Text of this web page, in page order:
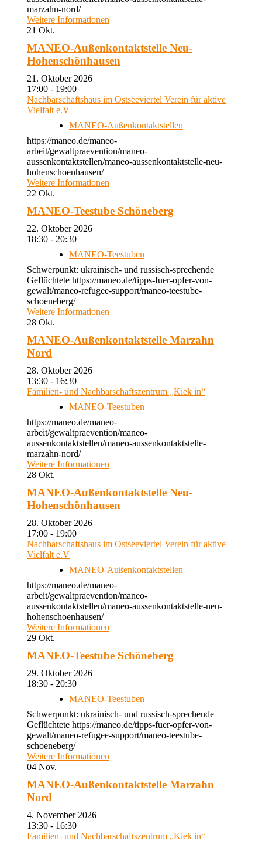
marzahn-nord/
Weitere Informationen
21 Okt.
MANEO-Außenkontaktstelle Neu-
Hohenschönhausen
21. Oktober 2026
17:00 - 19:00
Nachbarschaftshaus im Ostseeviertel Verein für aktive
Vielfalt e.V
MANEO-Außenkontaktstellen
https://maneo.de/maneo-
arbeit/gewaltpraevention/maneo-
aussenkontaktstellen/maneo-aussenkontaktstelle-neu-
hohenschoenhausen/
Weitere Informationen
22 Okt.
MANEO-Teestube Schöneberg
22. Oktober 2026
18:30 - 20:30
MANEO-Teestuben
Schwerpunkt: ukrainisch- und russisch-sprechende
Geflüchtete https://maneo.de/tipps-fuer-opfer-von-
gewalt/maneo-refugee-support/maneo-teestube-
schoeneberg/
Weitere Informationen
28 Okt.
MANEO-Außenkontaktstelle Marzahn
Nord
28. Oktober 2026
13:30 - 16:30
Familien- und Nachbarschaftszentrum „Kiek in“
MANEO-Teestuben
https://maneo.de/maneo-
arbeit/gewaltpraevention/maneo-
aussenkontaktstellen/maneo-aussenkontaktstelle-
marzahn-nord/
Weitere Informationen
28 Okt.
MANEO-Außenkontaktstelle Neu-
Hohenschönhausen
28. Oktober 2026
17:00 - 19:00
Nachbarschaftshaus im Ostseeviertel Verein für aktive
Vielfalt e.V
MANEO-Außenkontaktstellen
https://maneo.de/maneo-
arbeit/gewaltpraevention/maneo-
aussenkontaktstellen/maneo-aussenkontaktstelle-neu-
hohenschoenhausen/
Weitere Informationen
29 Okt.
MANEO-Teestube Schöneberg
29. Oktober 2026
18:30 - 20:30
MANEO-Teestuben
Schwerpunkt: ukrainisch- und russisch-sprechende
Geflüchtete https://maneo.de/tipps-fuer-opfer-von-
gewalt/maneo-refugee-support/maneo-teestube-
schoeneberg/
Weitere Informationen
04 Nov.
MANEO-Außenkontaktstelle Marzahn
Nord
4. November 2026
13:30 - 16:30
Familien- und Nachbarschaftszentrum „Kiek in“